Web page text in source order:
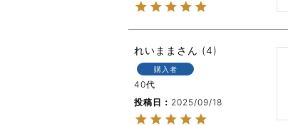
れいまま 4
購入者
40代
投稿日
2025/09/18